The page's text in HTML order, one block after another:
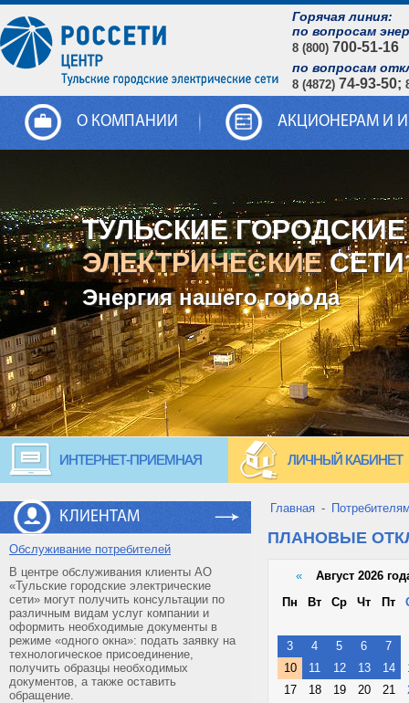
Горячая линия:
по вопросам
8 (800) 700-51-16
по вопросам
8 (4872) 74-93-50;
О КОМПАНИИ АКЦИОНЕРАМ И
ТУЛЬСКИЕ ГОРОДСКИЕ
ЭЛЕКТРИЧЕСКИЕСЕТИ
Энергия нашего города
ИНТЕРНЕТ-ПРИЕМНАЯ ЛИЧНЫЙ КАБИНЕТ
КЛИЕНТАМ
Обслуживание потребителей
В центре обслуживания клиенты АО
«Тульские городские электрические
сети» могут получить консультации по
различным видам услуг компании и
оформить необходимые документы в
режиме «одного окна»: подать заявку на
технологическое присоединение,
получить образцы необходимых
документов, а также оставить
обращение.
Главная -
ПЛАНОВЫЕ
«
Август 2026
Пн
Вт Ср Чт Пт
3 4 5 6
7
10
11 12 13 14
17
18 19 20 21